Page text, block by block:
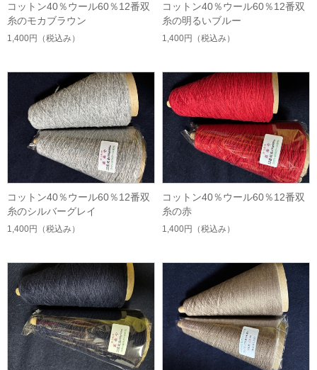
コットン40％ウール60％12番双
糸のモカブラウン
1,400円 （税込み）
コットン40％ウール60％12番双
糸の明るいブルー
1,400円 （税込み）
コットン40％ウール60％12番双
糸のシルバーグレイ
1,400円 （税込み）
コットン40％ウール60％12番双
糸の赤
1,400円 （税込み）